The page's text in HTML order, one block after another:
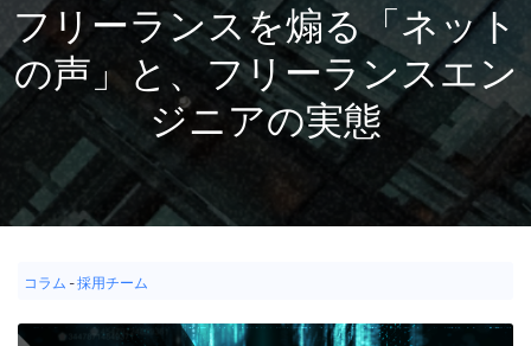
フリーランスを煽る「ネット
の声」と、フリーランスエン
ジニアの実態
コラム -採用チーム